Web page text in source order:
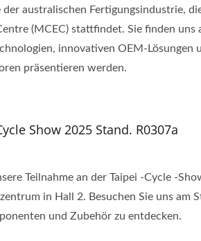
der australischen Fertigungsindustrie,
(MCEC) stattfindet. Sie finden
innovativen OEM-Lösungen
präsentieren werden.
Show 2025 Stand. R0307a
Teilnahme an der Taipei -Cycle -
in Hall 2. Besuchen Sie uns am
und Zubehör zu entdecken.